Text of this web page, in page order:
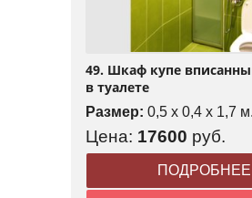
49. Шкаф купе
в туалете
Размер: 0,5 x 0,4 x 1,7 м.
Цена: 17600 руб.
ПОДРОБНЕЕ